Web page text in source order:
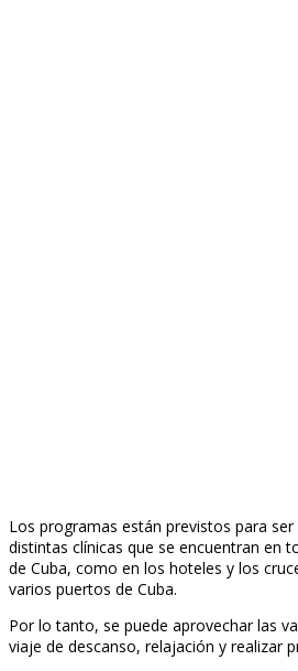
Los programas están previstos para
distintas clínicas que se encuentran en
de Cuba, como en los hoteles y los
varios puertos de Cuba.
Por lo tanto, se puede aprovechar las
viaje de descanso, relajación y realizar